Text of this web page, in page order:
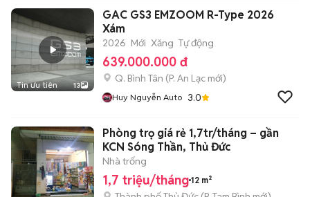
Tin ưu tiên 13
GAC GS3 EMZOOM R-Type 2026
Xám
2026 Mới Xăng Tự động
639.000.000 đ
Q. Bình Tân (P. An Lạc mới)
Huy Nguyễn Auto 3.0
Phòng trọ giá rẻ 1,7tr/tháng – gần
KCN Sóng Thần, Thủ Đức
Nhà trống
1,7 triệu/tháng 12 m²